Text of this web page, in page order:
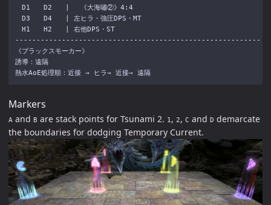
D1　　D2　　| 　《大海嘯②》4:4
D3　　D4　　| 左ヒラ・強圧DPS・MT
H1　　H2　　| 右他DPS・ST
----------------------------------------------------------
《ブラックスモーカー》
誘導：遠隔
熱水AoE処理順：近接 → ヒラ→ 近接→ 遠隔
Markers
A and B are stack points for Tsunami 2. 1 , 2, C and D demarcate
the boundaries for dodging Temporary Current.